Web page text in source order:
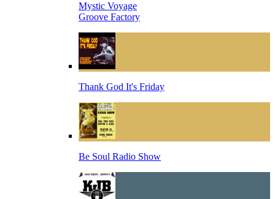
Mystic Voyage
Groove Factory
Thank God It's Friday
Be Soul Radio Show